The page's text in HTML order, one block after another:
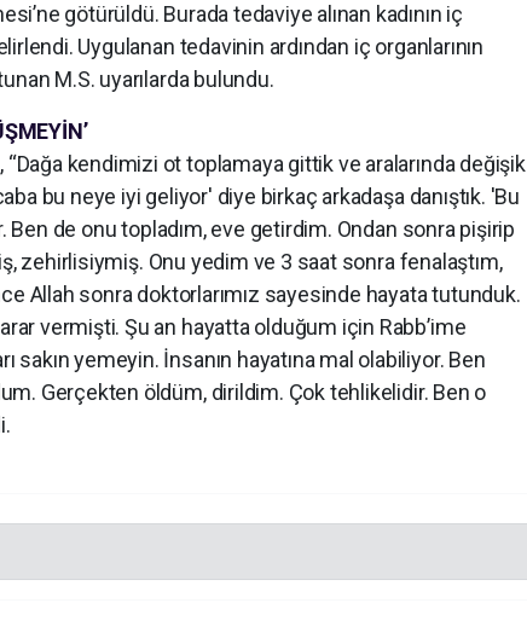
götürüldü. Burada tedaviye alınan kadının iç
Uygulanan tedavinin ardından iç organlarının
M.S. uyarılarda bulundu.
kendimizi ot toplamaya gittik ve aralarında değişik
bu neye iyi geliyor' diye birkaç arkadaşa danıştık. 'Bu
Ben de onu topladım, eve getirdim. Ondan sonra pişirip
zehirlisiymiş. Onu yedim ve 3 saat sonra fenalaştım,
Allah sonra doktorlarımız sayesinde hayata tutunduk.
vermişti. Şu an hayatta olduğum için Rabb’ime
sakın yemeyin. İnsanın hayatına mal olabiliyor. Ben
Gerçekten öldüm, dirildim. Çok tehlikelidir. Ben o